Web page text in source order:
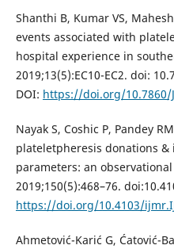
Shanthi B, Kumar VS,
events associated with
hospital experience in
2019;13(5):EC10-EC2. doi:
DOI: https://doi.org/10.7860/
Nayak S, Coshic P, Pandey
plateletpheresis donations
parameters: an
2019;150(5):468–76.
https://doi.org/10.4103/
Ahmetović-Karić G, Ćatović-